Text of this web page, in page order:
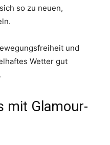
so zu neuen,
und
Wetter gut
mit Glamour-